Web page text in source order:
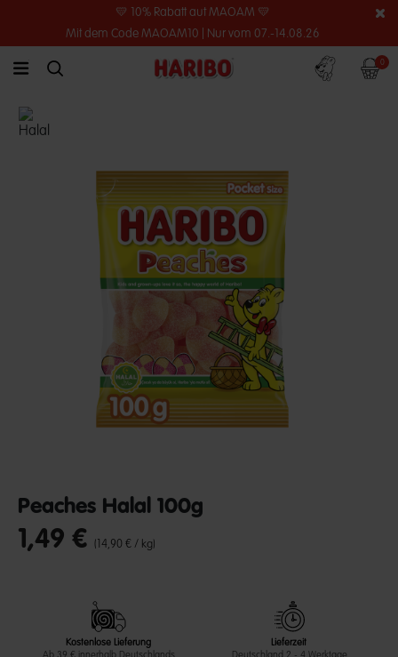
💛 10% Rabatt auf MAOAM 💛
Mit dem Code MAOAM10 | Nur vom 07.-14.08.26
link.header.menu.label
simplesearch.search.label
Konto 0
Peaches Halal 100g
undefined out of 5 Customer Rating
1,49 € (14,90 € / kg)
Kostenlose Lieferung
Lieferzeit